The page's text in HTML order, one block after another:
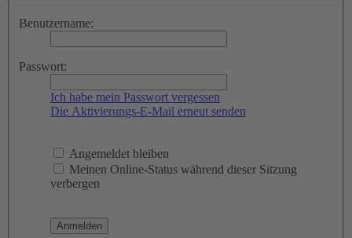
Benutzername:
Passwort:
Ich habe mein Passwort vergessen
Die Aktivierungs-E-Mail erneut senden
Angemeldet bleiben
Meinen Online-Status während dieser Sitzung
verbergen